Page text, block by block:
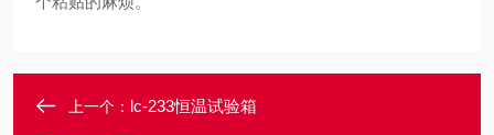
上一个： lc-233恒温试验箱